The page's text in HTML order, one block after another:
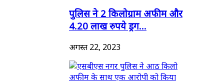
पुलिस ने 2 किलोग्राम अफीम और
4.20 लाख रुपये ड्रग...
अगस्त 22, 2023